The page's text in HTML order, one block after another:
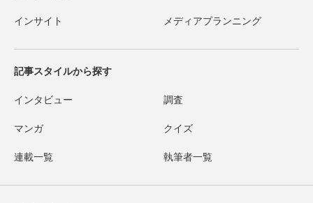
インサイト メディアプランニング
記事スタイルから探す
インタビュー 調査
マンガ クイズ
連載一覧 執筆者一覧